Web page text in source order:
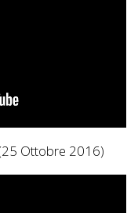
Ottobre 2016)